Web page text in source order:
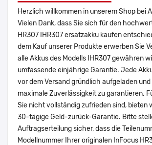
Herzlich willkommen in unserem Shop bei
Vielen Dank, dass Sie sich für den
HR307 IHR307 ersatzakku kaufen
dem Kauf unserer Produkte erwerben Sie
alle Akkus des Modells IHR307 gewähren
umfassende einjährige Garantie. Jede
vor dem Versand gründlich aufgeladen
maximale Zuverlässigkeit zu garantieren.
Sie nicht vollständig zufrieden sind, bieten
30-tägige Geld-zurück-Garantie. Bitte
Auftragserteilung sicher, dass die
Modellnummer Ihrer originalen InFocus